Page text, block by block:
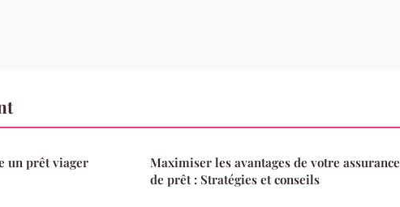
un prêt viager
Maximiser les avantages de votre assurance
de prêt : Stratégies et conseils